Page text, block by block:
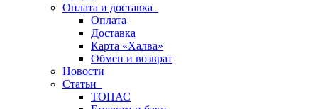
Оплата и доставка
Оплата
Доставка
Карта «Халва»
Обмен и возврат
Новости
Статьи
ТОПАС